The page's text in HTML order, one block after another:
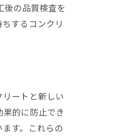
後の品質検査を
するコンクリ
ートと新しい
的に防止でき
す。これらの